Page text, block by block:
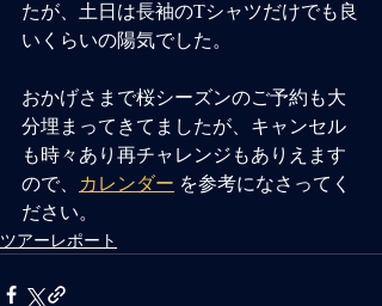
たが、土日は長袖のTシャツだけでも良
いくらいの陽気でした。
おかげさまで桜シーズンのご予約も大
分埋まってきてましたが、キャンセル
も時々あり再チャレンジもありえます
ので、
カレンダー を参考になさってく
ださい。
ツアーレポート